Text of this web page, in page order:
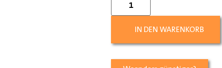
IN DEN WARENKORB